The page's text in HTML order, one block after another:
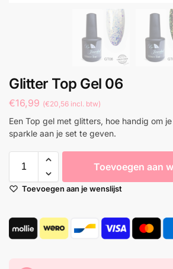
Glitter Top Gel 06
€16,99 (€20,56 incl. btw)
Een Top gel met glitters, hoe handig om
sparkle aan je set te geven.
Toevoegen aan
Toevoegen aan je wenslijst